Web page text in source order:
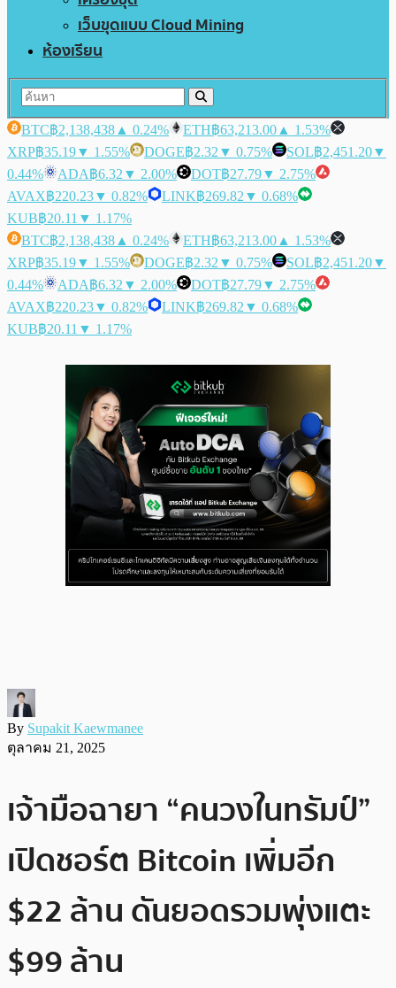
เว็บขุดแบบ Cloud Mining
ห้องเรียน
BTC฿2,138,438 ▲ 0.24% ETH฿63,213.00 ▲ 1.53%
XRP฿35.19▼ 1.55% DOGE฿2.32 ▼ 0.75% SOL฿2,451.20▼
0.44%
ADA฿6.32 ▼ 2.00% DOT฿27.79▼ 2.75%
AVAX฿220.23▼ 0.82% LINK฿269.82 ▼ 0.68%
KUB฿20.11 ▼ 1.17%
BTC฿2,138,438 ▲ 0.24% ETH฿63,213.00 ▲ 1.53%
XRP฿35.19▼ 1.55% DOGE฿2.32 ▼ 0.75% SOL฿2,451.20▼
0.44%
ADA฿6.32 ▼ 2.00% DOT฿27.79▼ 2.75%
AVAX฿220.23▼ 0.82% LINK฿269.82 ▼ 0.68%
KUB฿20.11 ▼ 1.17%
By Supakit Kaewmanee
ตุลาคม 21, 2025
เจ้ามือฉายา “คนวงในทรัมป์”
เปิดชอร์ต Bitcoin เพิ่มอีก
$22 ล้าน ดันยอดรวมพุ่งแตะ
$99 ล้าน